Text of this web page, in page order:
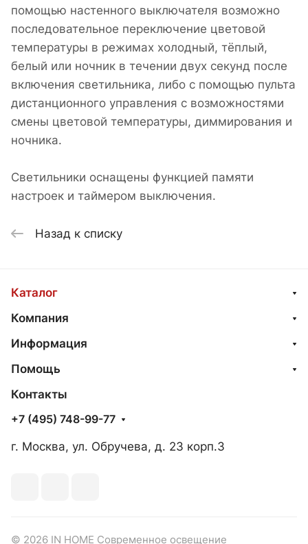
помощью настенного выключателя возможно
последовательное переключение цветовой
температуры в режимах холодный, тёплый,
белый или ночник в течении двух секунд после
включения светильника, либо с помощью пульта
дистанционного управления с возможностями
смены цветовой температуры, диммирования и
ночника.
Светильники оснащены функцией памяти
настроек и таймером выключения.
Назад к списку
Каталог
Компания
Информация
Помощь
Контакты
+7 (495) 748-99-77
г. Москва, ул. Обручева, д. 23 корп.3
© 2026 IN HOME Современное освещение